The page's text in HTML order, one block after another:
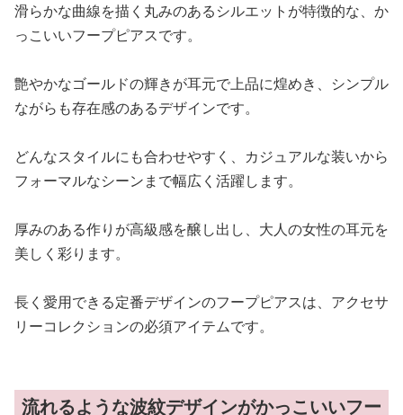
滑らかな曲線を描く丸みのあるシルエットが特徴的な、か
っこいいフープピアスです。
艶やかなゴールドの輝きが耳元で上品に煌めき、シンプル
ながらも存在感のあるデザインです。
どんなスタイルにも合わせやすく、カジュアルな装いから
フォーマルなシーンまで幅広く活躍します。
厚みのある作りが高級感を醸し出し、大人の女性の耳元を
美しく彩ります。
長く愛用できる定番デザインのフープピアスは、アクセサ
リーコレクションの必須アイテムです。
流れるような波紋デザインがかっこいいフー